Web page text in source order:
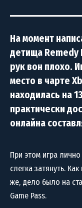
На момент
детища Remedy
рук вон плохо.
место в чарте
находилась на
практически
онлайна
При этом игра
слегка затянуть.
же, дело было на
Game Pass.